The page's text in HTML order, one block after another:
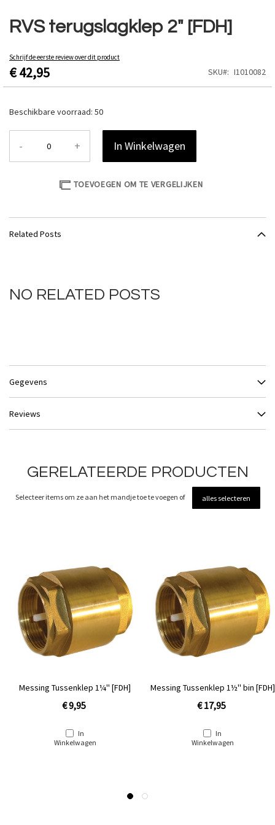
RVS terugslagklep 2" [FDH]
Schrijf de eerste review over dit product
€ 42,95 SKU I1010082
Beschikbare voorraad: 50
- + In Winkelwagen
TOEVOEGEN OM TE VERGELIJKEN
naar
het
van
de
afbeeldingen-
Related Posts
NO RELATED POSTS
Gegevens
Reviews
GERELATEERDE PRODUCTEN
Selecteer items om ze aan het mandje toe te voegen of alles selecteren
Messing Tussenklep 1¼'' [FDH]
€ 9,95
In
Winkelwagen
Messing Tussenklep 1½'' bin [FDH]
€ 17,95
In
Winkelwagen